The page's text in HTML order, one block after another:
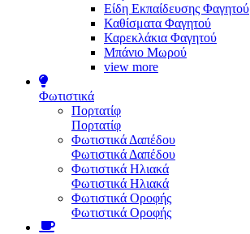
Είδη Εκπαίδευσης Φαγητού
Καθίσματα Φαγητού
Καρεκλάκια Φαγητού
Μπάνιο Μωρού
view more
Φωτιστικά
Πορτατίφ
Πορτατίφ
Φωτιστικά Δαπέδου
Φωτιστικά Δαπέδου
Φωτιστικά Ηλιακά
Φωτιστικά Ηλιακά
Φωτιστικά Οροφής
Φωτιστικά Οροφής